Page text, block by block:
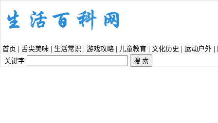
首页 舌尖美味 生活常识 游戏攻略 儿童教育 文化历史 运动户外
关键字: